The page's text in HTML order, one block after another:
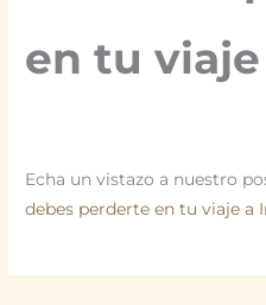
en tu
Echa un vistazo a nuestro
debes perderte en tu viaje a